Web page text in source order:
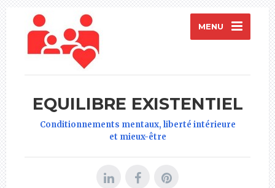
MENU
EQUILIBRE EXISTENTIEL
Conditionnements mentaux, liberté intérieure
et mieux-être